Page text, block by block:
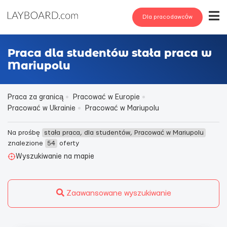
Dla pracodawców
Praca dla studentów stała praca w
Mariupolu
Praca za granicą
Pracować w Europie
Pracować w Ukrainie
Pracować w Mariupolu
Na prośbę
stała praca, dla studentów, Pracować w Mariupolu
znalezione
54 oferty
Wyszukiwanie na mapie
Zaawansowane wyszukiwanie